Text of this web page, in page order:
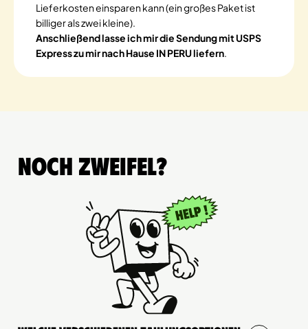
Lieferkosten einsparen kann (ein großes Paket ist
billiger als zwei kleine).
Anschließend lasse ich mir die Sendung mit USPS
Express zu mir nach Hause IN PERU liefern.
Noch Zweifel?